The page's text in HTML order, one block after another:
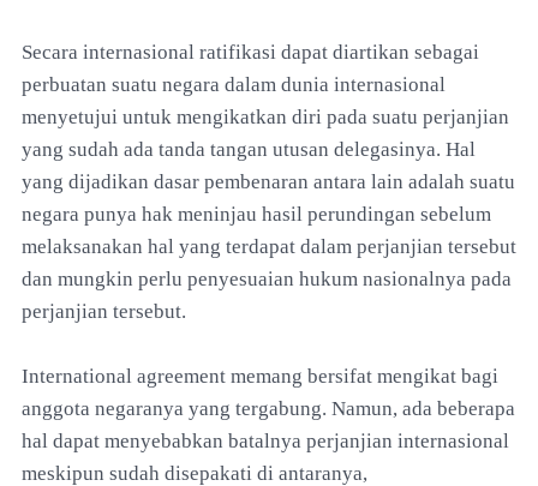
Secara internasional ratifikasi dapat diartikan sebagai
perbuatan suatu negara dalam dunia internasional
menyetujui untuk mengikatkan diri pada suatu perjanjian
yang sudah ada tanda tangan utusan delegasinya. Hal
yang dijadikan dasar pembenaran antara lain adalah suatu
negara punya hak meninjau hasil perundingan sebelum
melaksanakan hal yang terdapat dalam perjanjian tersebut
dan mungkin perlu penyesuaian hukum nasionalnya pada
perjanjian tersebut.
International agreement memang bersifat mengikat bagi
anggota negaranya yang tergabung. Namun, ada beberapa
hal dapat menyebabkan batalnya perjanjian internasional
meskipun sudah disepakati di antaranya,